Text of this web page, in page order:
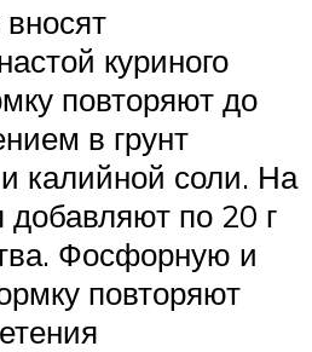
куриного
повторяют до
в грунт
калийной соли. На
добавляют по 20 г
Фосфорную и
повторяют